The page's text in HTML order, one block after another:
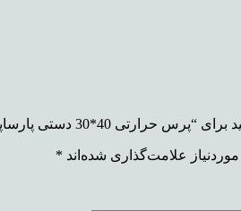
40*30 دستی پارساپرینت”
علامت‌گذاری شده‌اند *